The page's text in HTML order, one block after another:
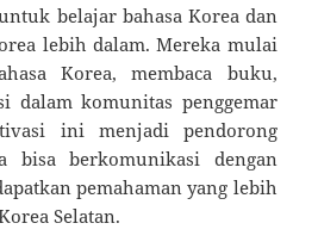
belajar bahasa Korea dan
lebih dalam. Mereka mulai
Korea, membaca buku,
dalam komunitas penggemar
ini menjadi pendorong
bisa berkomunikasi dengan
pemahaman yang lebih
Selatan.